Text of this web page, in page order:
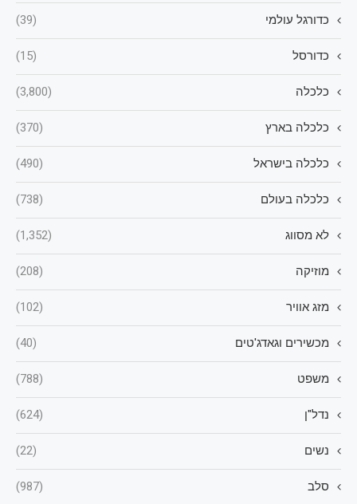
כדורגל עולמי (39)
כדורסל (15)
כלכלה (3,800)
כלכלה בארץ (370)
כלכלה בישראל (490)
כלכלה בעולם (738)
לא מסווג (1,352)
מוזיקה (208)
מזג אוויר (102)
מכשירים וגאדג'טים (40)
משפט (788)
נדל"ן (624)
נשים (22)
סלב (987)